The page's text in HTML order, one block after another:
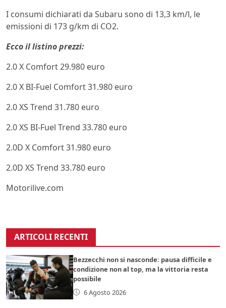
I consumi dichiarati da Subaru sono di 13,3 km/l, le
emissioni di 173 g/km di CO2.
Ecco il listino prezzi:
2.0 X Comfort 29.980 euro
2.0 X BI-Fuel Comfort 31.980 euro
2.0 XS Trend 31.780 euro
2.0 XS BI-Fuel Trend 33.780 euro
2.0D X Comfort 31.980 euro
2.0D XS Trend 33.780 euro
Motorilive.com
ARTICOLI RECENTI
Bezzecchi non si nasconde: pausa difficile e
condizione non al top, ma la vittoria resta
possibile
6 Agosto 2026